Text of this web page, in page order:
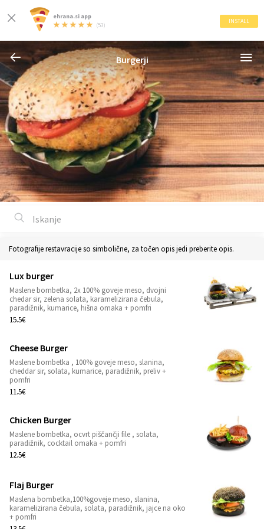
ehrana.si app
(53)
INSTALL
Burgerji
Fotografije restavracije so simbolične, za točen opis jedi preberite opis.
Lux burger
Maslene bombetka, 2x 100% goveje meso, dvojni
chedar sir, zelena solata, karamelizirana čebula,
paradižnik, kumarice, hišna omaka + pomfri
15.5€
Cheese Burger
Maslene bombetka , 100% goveje meso, slanina,
cheddar sir, solata, kumarice, paradižnik, preliv +
pomfri
11.5€
Chicken Burger
Maslene bombetka, ocvrt piščančji file , solata,
paradižnik, cocktail omaka + pomfri
12.5€
Flaj Burger
Maslena bombetka,100%goveje meso, slanina,
karamelizirana čebula, solata, paradižnik, jajce na oko
+ pomfri